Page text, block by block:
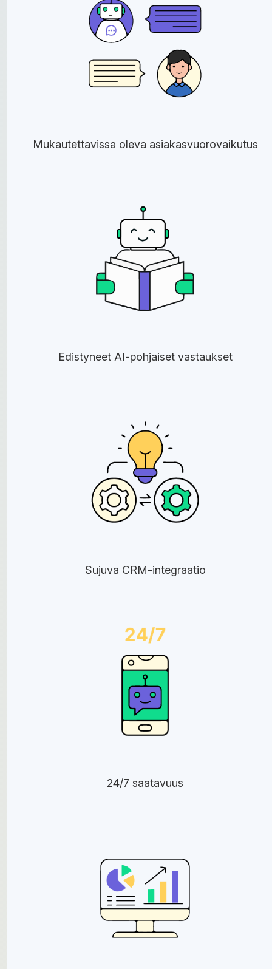
Mukautettavissa oleva asiakasvuorovaikutus
Edistyneet AI-pohjaiset vastaukset
Sujuva CRM-integraatio
24/7 saatavuus